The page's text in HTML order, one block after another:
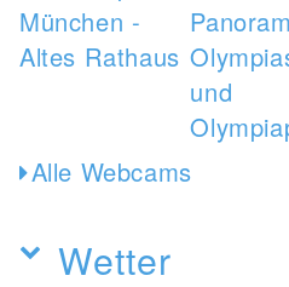
Alle Webcams
Wetter